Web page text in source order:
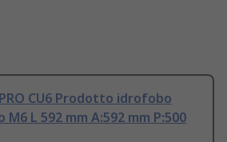
CU6 Prodotto idrofobo
L 592 mm A:592 mm P:500